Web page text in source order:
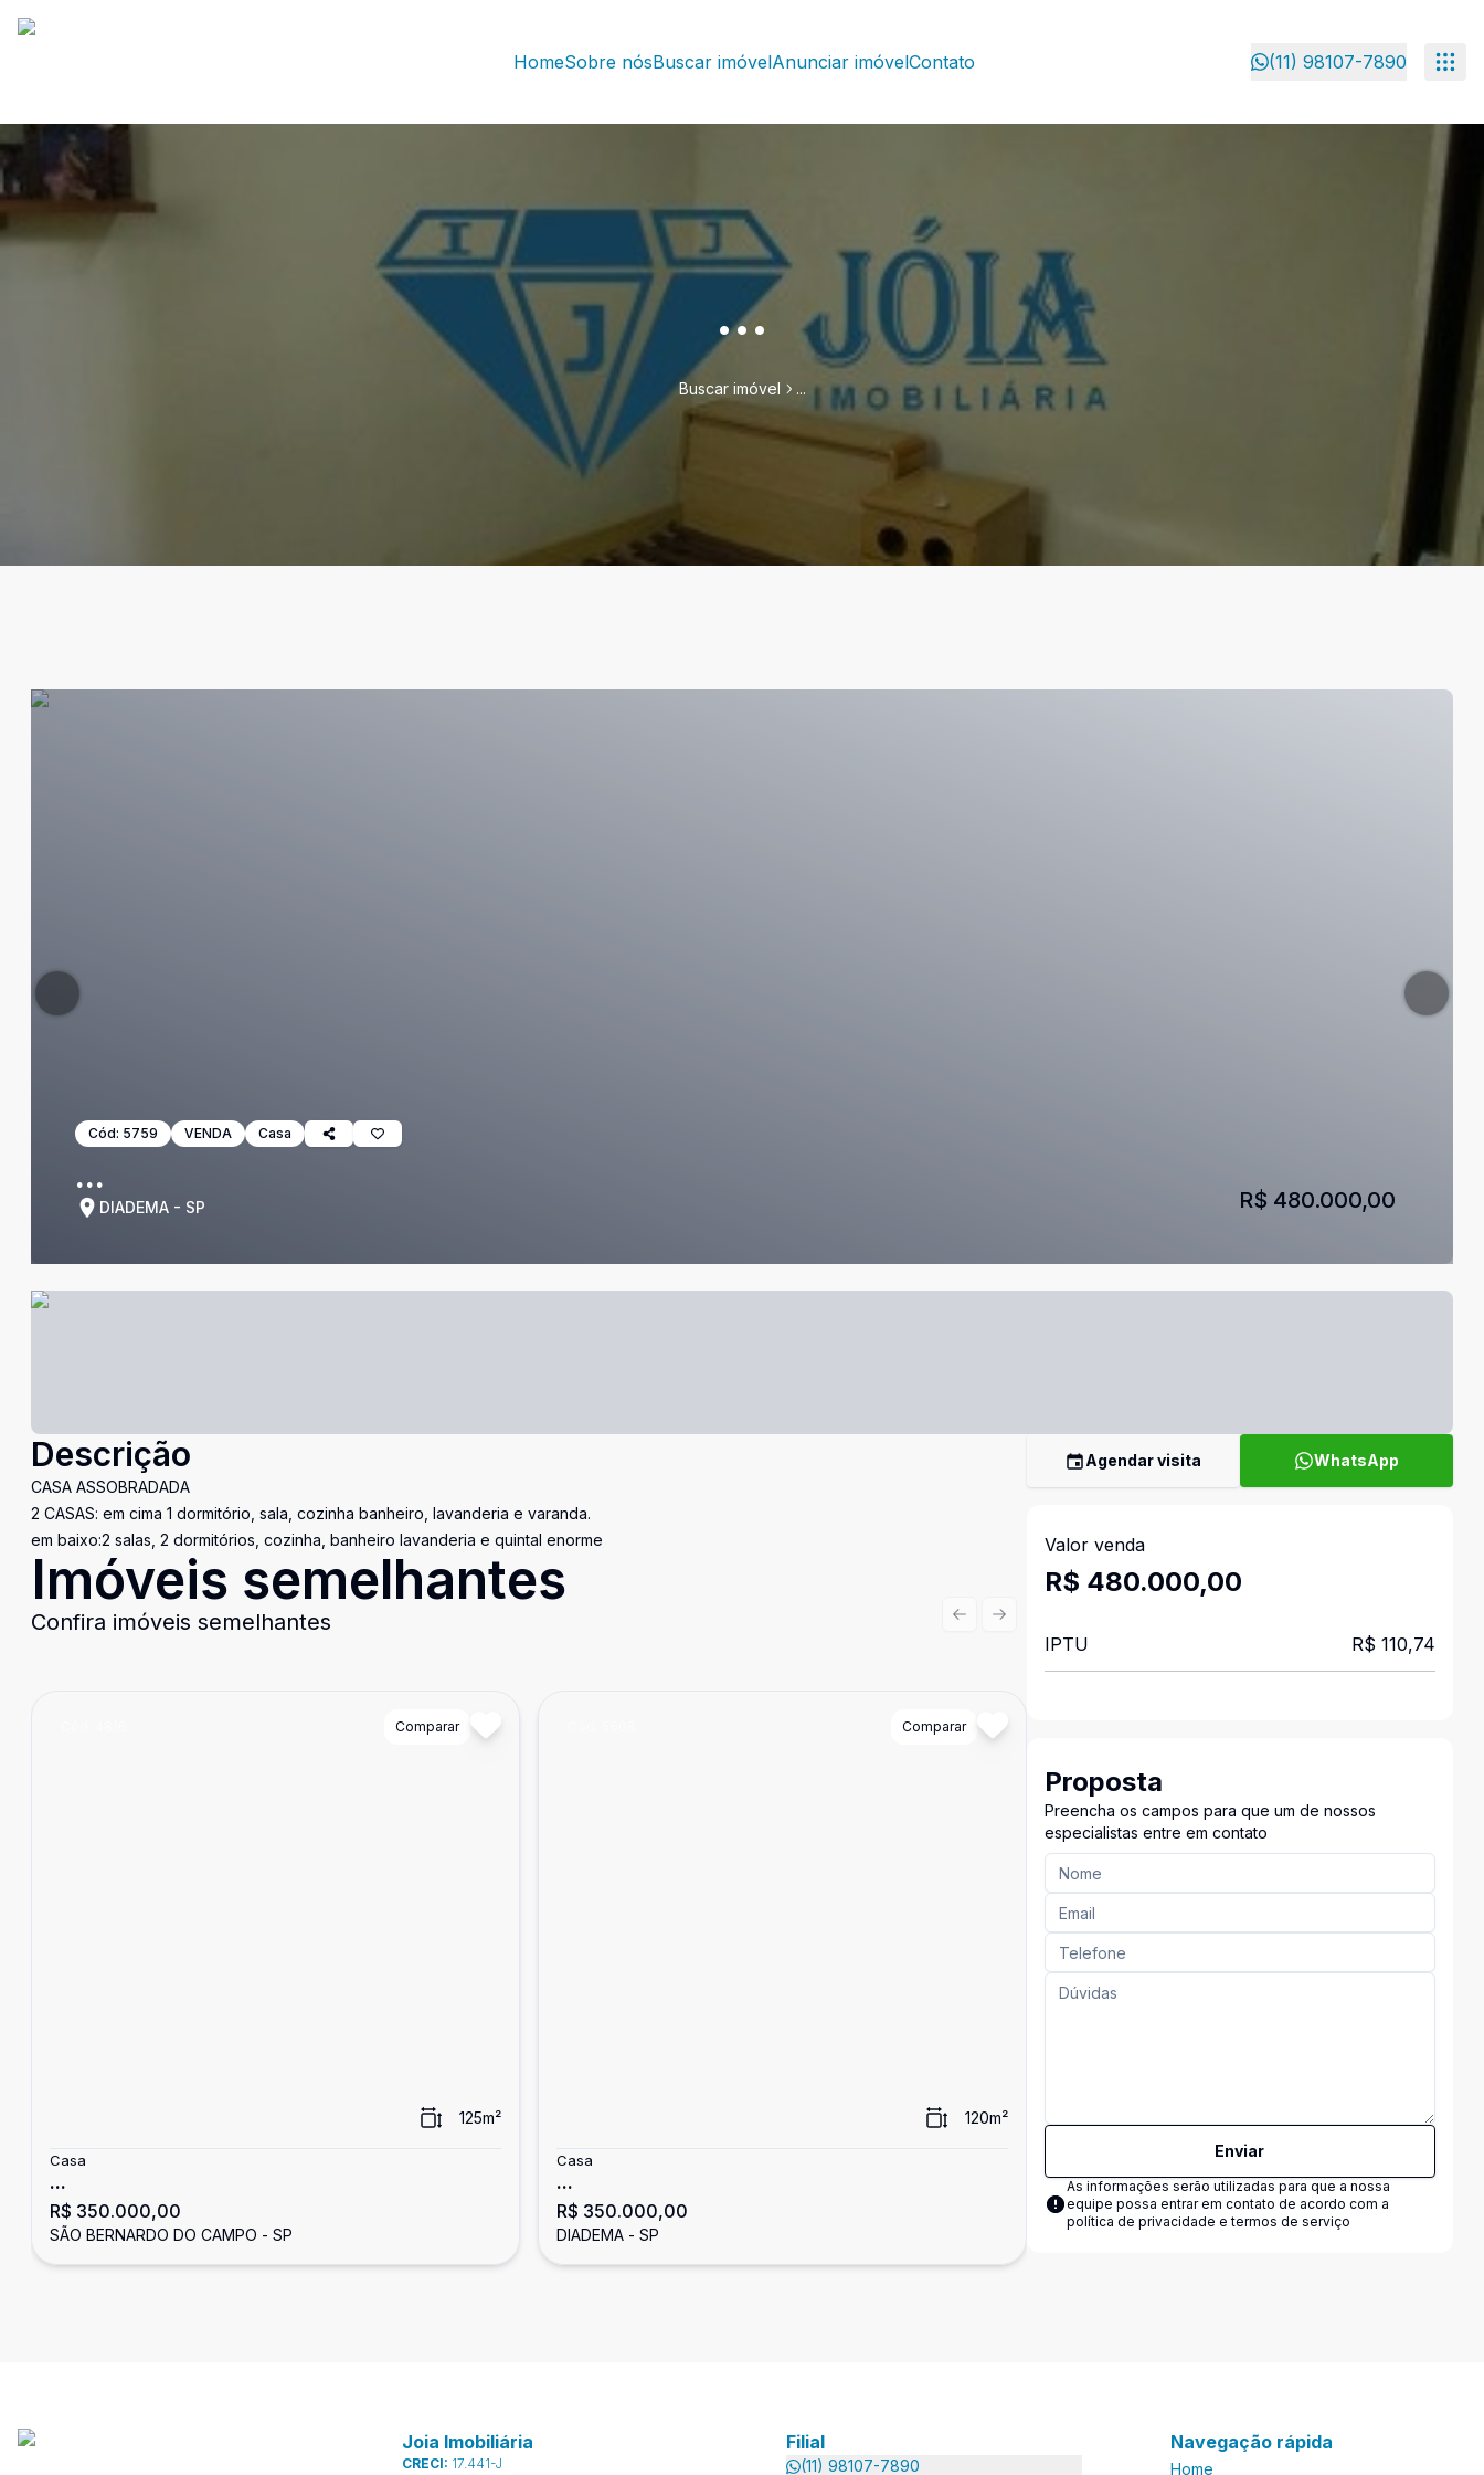
HomeSobre nósBuscar imóvelAnunciar imóvelContato (11) 98107-7890
...
Buscar imóvel ...
Cód: 5759 VENDA Casa
...
DIADEMA - SP R$ 480.000,00
Descrição
CASA ASSOBRADADA
2 CASAS: em cima 1 dormitório, sala, cozinha banheiro, lavanderia e varanda.
em baixo:2 salas, 2 dormitórios, cozinha, banheiro lavanderia e quintal enorme
Imóveis semelhantes
Confira imóveis semelhantes
Comparar
125m²
Casa
...
R$ 350.000,00
SÃO BERNARDO DO CAMPO - SP
Comparar
120m²
Casa
...
R$ 350.000,00
DIADEMA - SP
...
R$ 750.000,00
SÃO BERNARDO DO CAMPO - SP
Previous slide
Next slide
Agendar visita WhatsApp
Valor venda
R$ 480.000,00
IPTU R$ 110,74
Proposta
Preencha os campos para que um de nossos
especialistas entre em contato
Enviar
As informações serão utilizadas para que a nossa
equipe possa entrar em contato de acordo com a
política de privacidade e termos de serviço
Joia Imobiliária
CRECI: 17.441-J
Filial
(11) 98107-7890
Navegação rápida
Home